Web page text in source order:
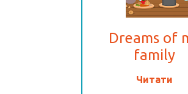
Dreams of
family
Читати